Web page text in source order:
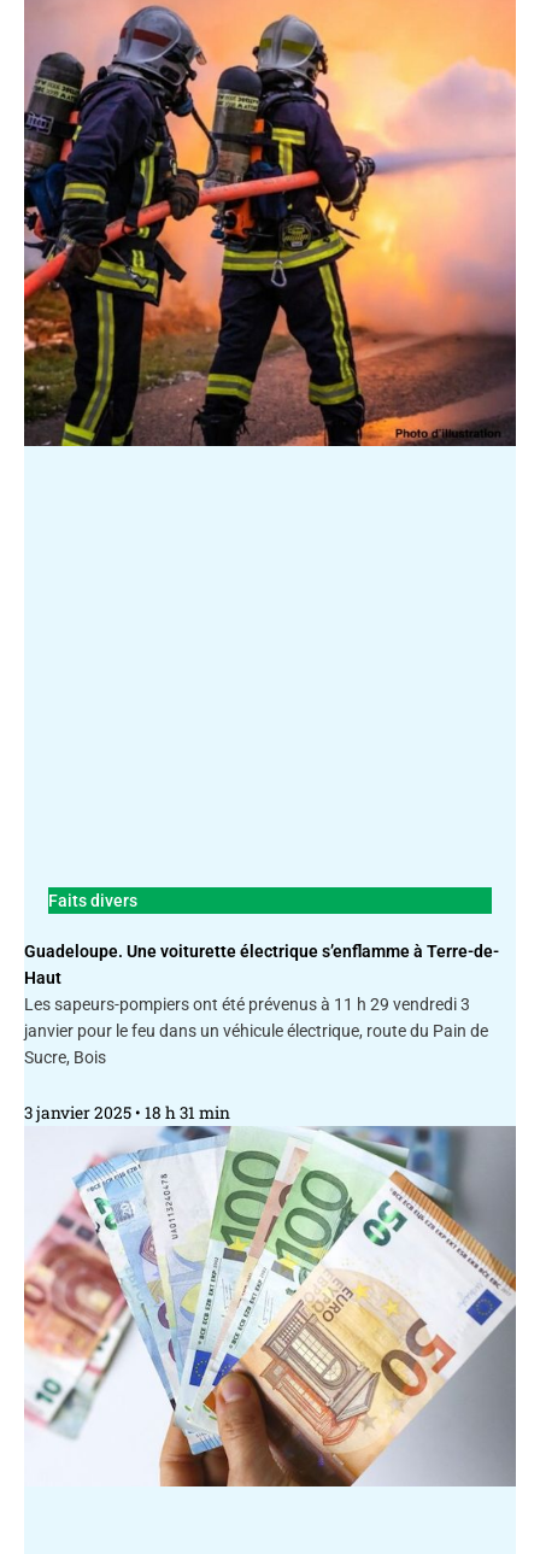
Faits divers
Guadeloupe. Une voiturette électrique s’enflamme à Terre-de-
Haut
Les sapeurs-pompiers ont été prévenus à 11 h 29 vendredi 3
janvier pour le feu dans un véhicule électrique, route du Pain de
Sucre, Bois
3 janvier 2025 18 h 31 min